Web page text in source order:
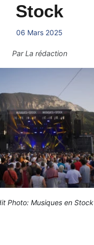
Stock
06 Mars 2025
ParLa rédaction
Photo: Musiques en Stock